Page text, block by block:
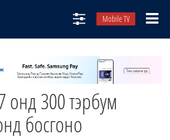
Mobile TV
онд 300 тэрбум
босгоно